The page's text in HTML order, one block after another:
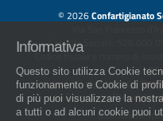
© 2026Confartigianato
Capitale Sociale:
Codice fiscale e numero di
artigiani.it è registrato nel
con Decreto del
Direttore
Informativa
Questo sito utilizza Cookie
funzionamento e Cookie di
di più puoi visualizzare la nostra
a tutti o ad alcuni cookie puoi